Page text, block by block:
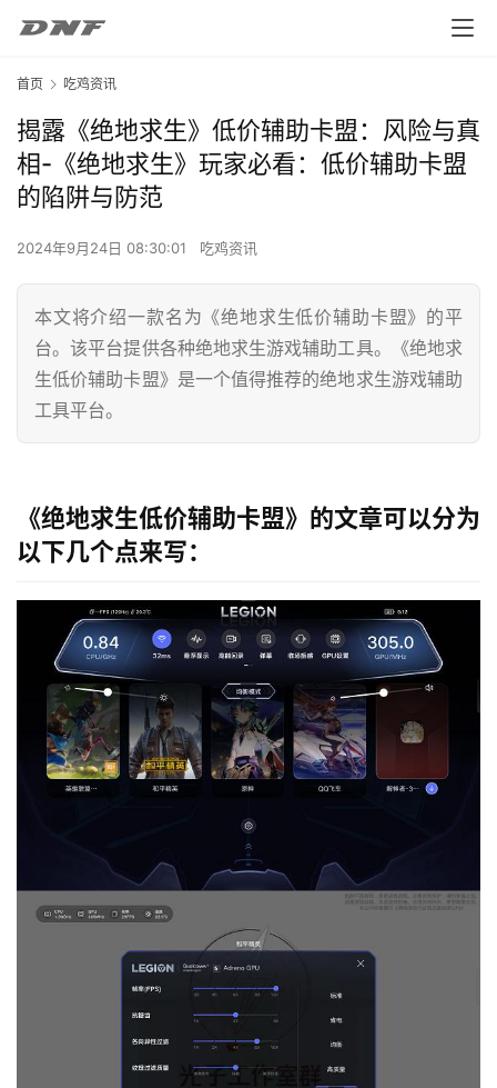
首页 吃鸡资讯
揭露《绝地求生》低价辅助卡盟：风险与真
相-《绝地求生》玩家必看：低价辅助卡盟
的陷阱与防范
2024年9月24日 08:30:01 吃鸡资讯
本文将介绍一款名为《绝地求生低价辅助卡盟》的平
台。该平台提供各种绝地求生游戏辅助工具。《绝地求
生低价辅助卡盟》是一个值得推荐的绝地求生游戏辅助
工具平台。
《绝地求生低价辅助卡盟》的文章可以分为
以下几个点来写：